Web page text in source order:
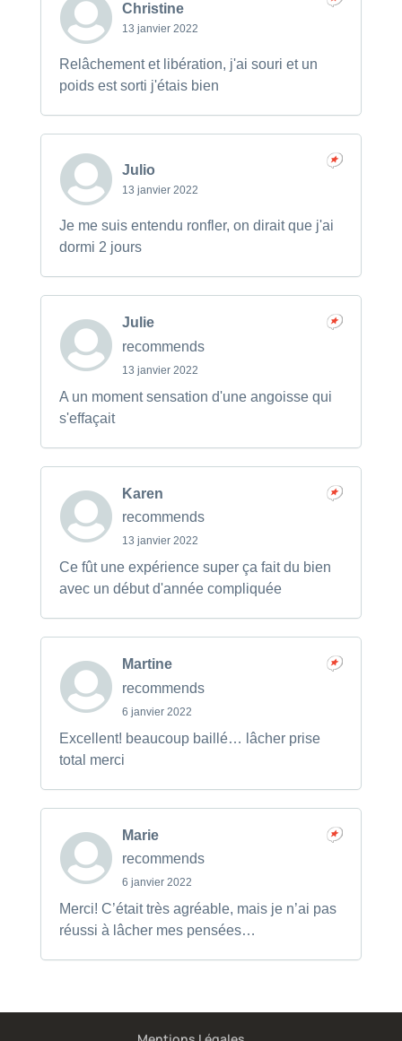
Christine
13 janvier 2022
Relâchement et libération, j'ai souri et un
poids est sorti j'étais bien
Julio
13 janvier 2022
Je me suis entendu ronfler, on dirait que j'ai
dormi 2 jours
Julie
recommends
13 janvier 2022
A un moment sensation d'une angoisse qui
s'effaçait
Karen
recommends
13 janvier 2022
Ce fût une expérience super ça fait du bien
avec un début d'année compliquée
Martine
recommends
6 janvier 2022
Excellent! beaucoup baillé… lâcher prise
total merci
Marie
recommends
6 janvier 2022
Merci! C’était très agréable, mais je n’ai pas
réussi à lâcher mes pensées…